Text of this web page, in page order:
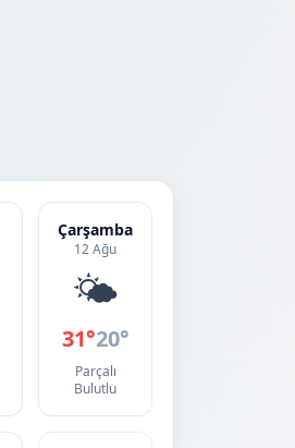
Çarşamba
12 Ağu
🌤️
31°20°
Parçalı
Bulutlu